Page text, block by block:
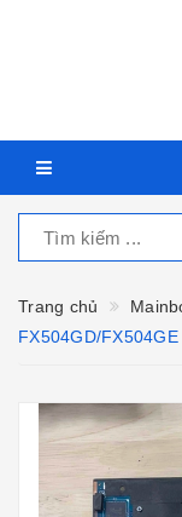
Trang chủ
FX504GD/